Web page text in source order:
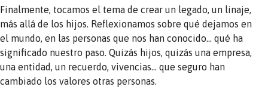
Finalmente, tocamos el tema de crear un legado, un linaje,
más allá de los hijos. Reflexionamos sobre qué dejamos en
el mundo, en las personas que nos han conocido… qué ha
significado nuestro paso. Quizás hijos, quizás una empresa,
una entidad, un recuerdo, vivencias… que seguro han
cambiado los valores otras personas.